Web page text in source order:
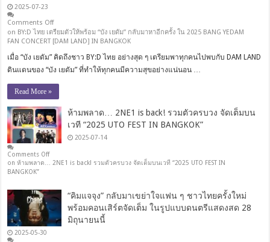
2025-07-23
Comments Off
on BY:D ไทย เตรียมตัวให้พร้อม “บัง เยดัม” กลับมาหาอีกครั้ง ใน 2025 BANG YEDAM
FAN CONCERT [DAM LAND] IN BANGKOK
เมื่อ “บัง เยดัม” คิดถึงชาว BY:D ไทย อย่างสุด ๆ เตรียมพาทุกคนไปพบกับ DAM LAND
ดินแดนของ “บัง เยดัม” ที่ทำให้ทุกคนมีความสุขอย่างแน่นอน …
Read More »
ห้ามพลาด… 2NE1 is back! รวมตัวครบวง จัดเต็มบน
เวที “2025 UTO FEST IN BANGKOK”
2025-07-14
Comments Off
on ห้ามพลาด… 2NE1 is back! รวมตัวครบวง จัดเต็มบนเวที “2025 UTO FEST IN
BANGKOK”
“คิมแจจุง” กลับมาเขย่าใจแฟน ๆ ชาวไทยครั้งใหม่
พร้อมคอนเสิร์ตจัดเต็ม ในรูปแบบดนตรีแสดงสด 28
มิถุนายนนี้
2025-05-30